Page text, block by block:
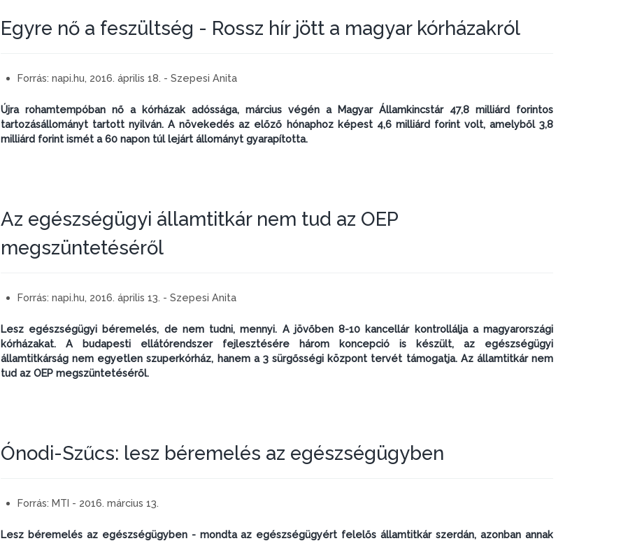
Egyre nő a feszültség - Rossz hír jött a magyar kórházakról
Forrás: napi.hu, 2016. április 18. - Szepesi Anita
Újra rohamtempóban nő a kórházak adóssága, március végén a Magyar Államkincstár 47,8 milliárd forintos
tartozásállományt tartott nyilván. A növekedés az előző hónaphoz képest 4,6 milliárd forint volt, amelyből 3,8
milliárd forint ismét a 60 napon túl lejárt állományt gyarapította.
Az egészségügyi államtitkár nem tud az OEP
megszüntetéséről
Forrás: napi.hu, 2016. április 13. - Szepesi Anita
Lesz egészségügyi béremelés, de nem tudni, mennyi. A jövőben 8-10 kancellár kontrollálja a magyarországi
kórházakat. A budapesti ellátórendszer fejlesztésére három koncepció is készült, az egészségügyi
államtitkárság nem egyetlen szuperkórház, hanem a 3 sürgősségi központ tervét támogatja. Az államtitkár nem
tud az OEP megszüntetéséről.
Ónodi-Szűcs: lesz béremelés az egészségügyben
Forrás: MTI - 2016. március 13.
Lesz béremelés az egészségügyben - mondta az egészségügyért felelős államtitkár szerdán, azonban annak